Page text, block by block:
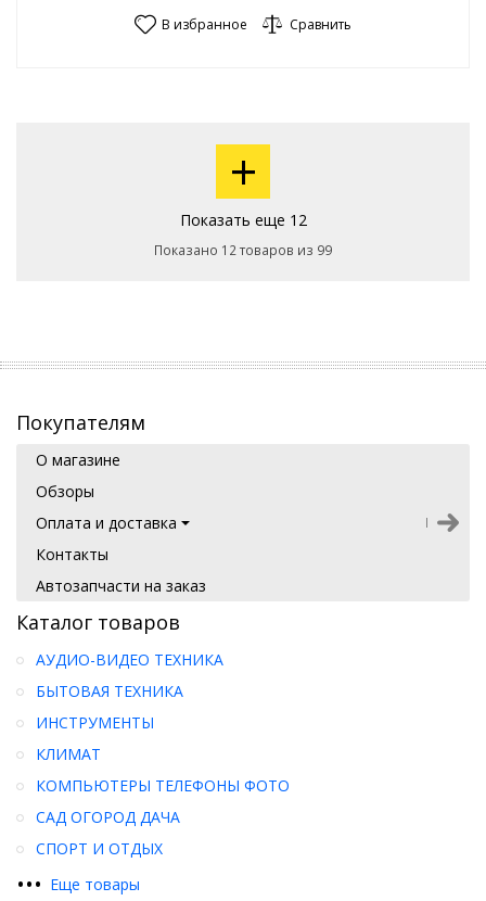
В избранное Сравнить
+
Показать еще 12
Показано 12 товаров из 99
Покупателям
О магазине
Обзоры
Оплата и доставка
Контакты
Автозапчасти на заказ
Каталог товаров
••• Еще товары
АУДИО-ВИДЕО ТЕХНИКА
БЫТОВАЯ ТЕХНИКА
ИНСТРУМЕНТЫ
КЛИМАТ
КОМПЬЮТЕРЫ ТЕЛЕФОНЫ ФОТО
САД ОГОРОД ДАЧА
СПОРТ И ОТДЫХ